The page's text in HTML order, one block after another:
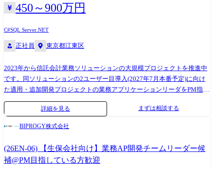
クの自動化 ・クライアントの経営層、各ステークホルダーのニーズ把
握、要求分析および定義 ・要件定義から設計指針の導き出しや課題分析
捗管理のリード、PMの補助業務 ・内部結合工程以降の試験計画作成、
に向けたサポート ・顧客の業務要件分析、システム要件定義、各種機能/
非機能要件の設計 開発環境 ・フロントエンド:JavaScript/TypeScript、
Vue.js、Nuxt.js ・バックエンド:PHP、Laravel、Java、Spring Boot ・デー
タベース:Microsoft SQL Server、MySQL、Redis ・コンテナ:Docker、
Amazon ECS ・インフラ:AWS (EC2、ECS、Fargate、Lambda、ELB、
RDS、ElastiCache、CloudFront、S3) ・構成管理:AWS CDK
CI/CD:Jenkins, CodePipeline/CodeBuild/CodeDeploy ・バージョン管
理:Git (Bitbucket) ・タスク管理:Jira、Confluence ・コミュニケーショ
ン:Slack ・ツール:Swagger、Storybook
450～900万円
C#SQL Server .NET
正社員 東京都江東区
2023年から信託会計業務ソリューションの大規模プロジェクトを推進中
です。同ソリューションの2ユーザー目導入(2027年7月本番予定)に向け
た適用・追加開発プロジェクトの業務アプリケーションリーダをPM指示
のもとご担当いただきます。 ●成果物やテスト結果のレビュー、テスト
ケースの作成 など ●パートナー企業を含むメンバの進捗管理や品質管
の導入では、提案・要件定義の上流から携わっていただくこと、PMへの
キャリアアップも期待しております。 【業務概要】 信託系ソリューショ
ンの主管部として信託系のソリューション開発、保守、運用を担当して
詳細を見る まずは相談する
BIPROGY株式会社
(26EN-06) 【生保会社向け】業務AP開発チームリーダー候
補@PM目指している方歓迎